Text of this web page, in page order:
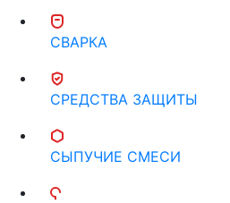
СВАРКА
СРЕДСТВА ЗАЩИТЫ
СЫПУЧИЕ СМЕСИ